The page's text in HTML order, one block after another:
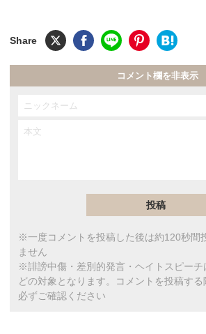
コメント欄を非表示
※一度コメントを投稿した後は約120秒間
ません
※誹謗中傷・差別的発言・ヘイトスピーチ
どの対象となります。コメントを投稿する
必ずご確認ください